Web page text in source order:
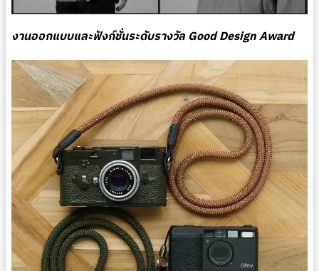
งานออกแบบและฟังก์ชั่นระดับรางวัล Good Design Award